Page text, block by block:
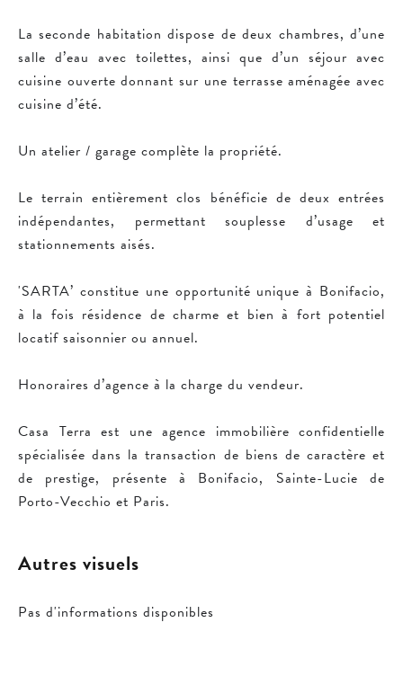
La seconde habitation dispose de deux chambres, d’une
salle d’eau avec toilettes, ainsi que d’un séjour avec
cuisine ouverte donnant sur une terrasse aménagée avec
cuisine d’été.
Un atelier / garage complète la propriété.
Le terrain entièrement clos bénéficie de deux entrées
indépendantes, permettant souplesse d’usage et
stationnements aisés.
'SARTA’ constitue une opportunité unique à Bonifacio,
à la fois résidence de charme et bien à fort potentiel
locatif saisonnier ou annuel.
Honoraires d’agence à la charge du vendeur.
Casa Terra est une agence immobilière confidentielle
spécialisée dans la transaction de biens de caractère et
de prestige, présente à Bonifacio, Sainte-Lucie de
Porto-Vecchio et Paris.
Autres visuels
Pas d'informations disponibles